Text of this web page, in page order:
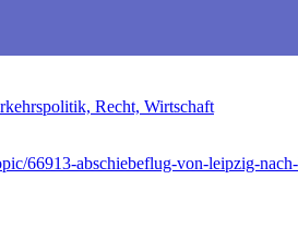
Recht, Wirtschaft
66913-abschiebeflug-von-leipzig-